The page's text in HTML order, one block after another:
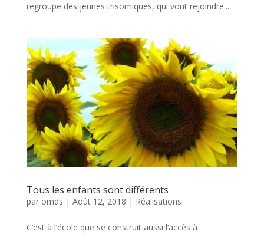
regroupe des jeunes trisomiques, qui vont rejoindre...
Tous les enfants sont différents
par omds | Août 12, 2018 | Réalisations
C’est à l’école que se construit aussi l’accès à